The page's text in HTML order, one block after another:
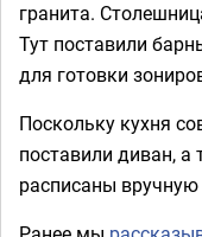
гранита.
Тут поставили
для готовки
Поскольку кухня
поставили диван, а
расписаны